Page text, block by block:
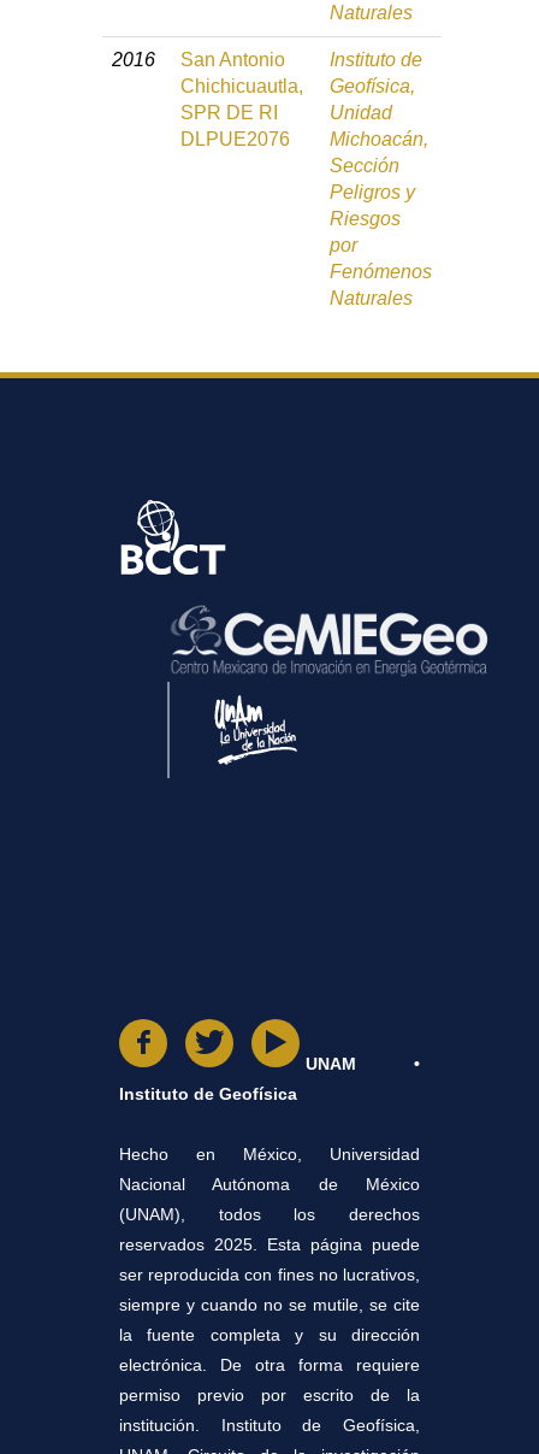
Naturales
2016
San Antonio
Chichicuautla,
SPR DE RI
DLPUE2076
Instituto de
Geofísica,
Unidad
Michoacán,
Sección
Peligros y
Riesgos
por
Fenómenos
Naturales
UNAM •
Instituto de Geofísica
Hecho en México, Universidad
Nacional Autónoma de México
(UNAM), todos los derechos
reservados 2025. Esta página puede
ser reproducida con fines no lucrativos,
siempre y cuando no se mutile, se cite
la fuente completa y su dirección
electrónica. De otra forma requiere
permiso previo por escrito de la
institución. Instituto de Geofísica,